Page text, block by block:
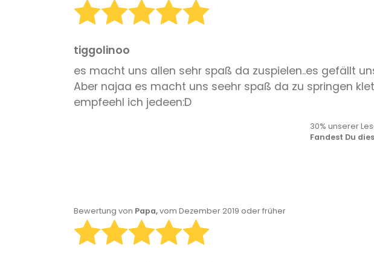
tiggolinoo
es macht uns allen sehr spaß da zuspielen..es gefällt
Aber najaa es macht uns seehr spaß da zu springen
empfeehl ich jedeen:D
30% unserer
Fandest Du
Bewertung von Papa,vom Dezember 2019 oder früher